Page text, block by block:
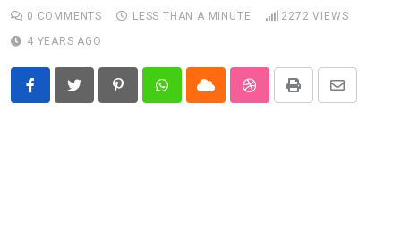
0 COMMENTS LESS THAN A MINUTE 2272 VIEWS
4 YEARS AGO
PinterestWhatsappCloud StumbleUpon
Print
Share